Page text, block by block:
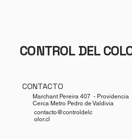
CONTROL DEL
Marchant Pereira 407 - Providencia
Cerca Metro Pedro de Valdivia
CONTACTO
contacto@controldelc
olor.cl